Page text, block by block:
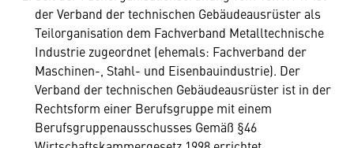
der Verband der technischen Gebäudeausrüster als
Teilorganisation dem Fachverband Metalltechnische
Industrie zugeordnet (ehemals: Fachverband der
Maschinen-, Stahl- und Eisenbauindustrie). Der
Verband der technischen Gebäudeausrüster ist in der
Rechtsform einer Berufsgruppe mit einem
Berufsgruppenausschusses Gemäß §46